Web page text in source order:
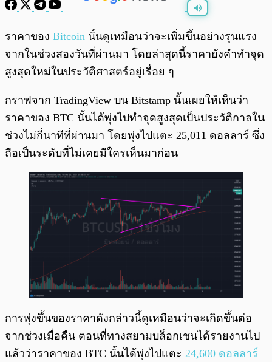
0:00
ราคาของ Bitcoin นั้นดูเหมือนว่าจะเพิ่มขึ้นอย่างรุนแรง
จากในช่วงสองวันที่ผ่านมา โดยล่าสุดนี้ราคายังคำทำจุด
สูงสุดใหม่ในประวัติศาสตร์อยู่เรื่อย ๆ
กราฟจาก TradingView บน Bitstamp นั้นเผยให้เห็นว่า
ราคาของ BTC นั้นได้พุ่งไปทำจุดสูงสุดเป็นประวัติกาลใน
ช่วงไม่กี่นาทีที่ผ่านมา โดยพุ่งไปแตะ 25,011 ดอลลาร์ ซึ่ง
ถือเป็นระดับที่ไม่เคยมีใครเห็นมาก่อน
การพุ่งขึ้นของราคาดังกล่าวนี้ดูเหมือนว่าจะเกิดขึ้นต่อ
จากช่วงเมื่อคืน ตอนที่ทางสยามบล็อกเชนได้รายงานไป
แล้วว่าราคาของ BTC นั้นได้พุ่งไปแตะ 24,600 ดอลลาร์